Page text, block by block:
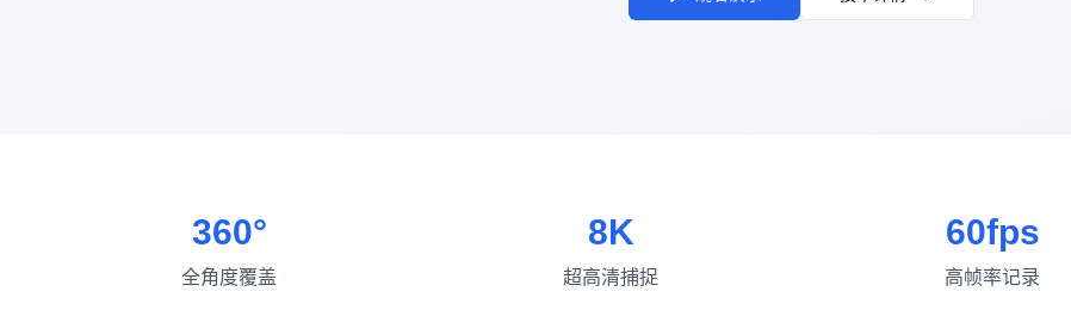
360°
全角度覆盖
8K
超高清捕捉
60fps
高帧率记录